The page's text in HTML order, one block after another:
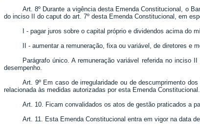
Art. 8º Durante a vigência desta Emenda Constitucional, o
do inciso II do caput do art. 7º desta Emenda Constitucional, em
I - pagar juros sobre o capital próprio e dividendos acima do
II - aumentar a remuneração, fixa ou variável, de diretores
Parágrafo único. A remuneração variável referida no inciso II
desempenho.
Art. 9º Em caso de irregularidade ou de descumprimento
relacionada às medidas autorizadas por esta Emenda Constitucional.
Art. 10. Ficam convalidados os atos de gestão praticados a
Art. 11. Esta Emenda Constitucional entra em vigor na data